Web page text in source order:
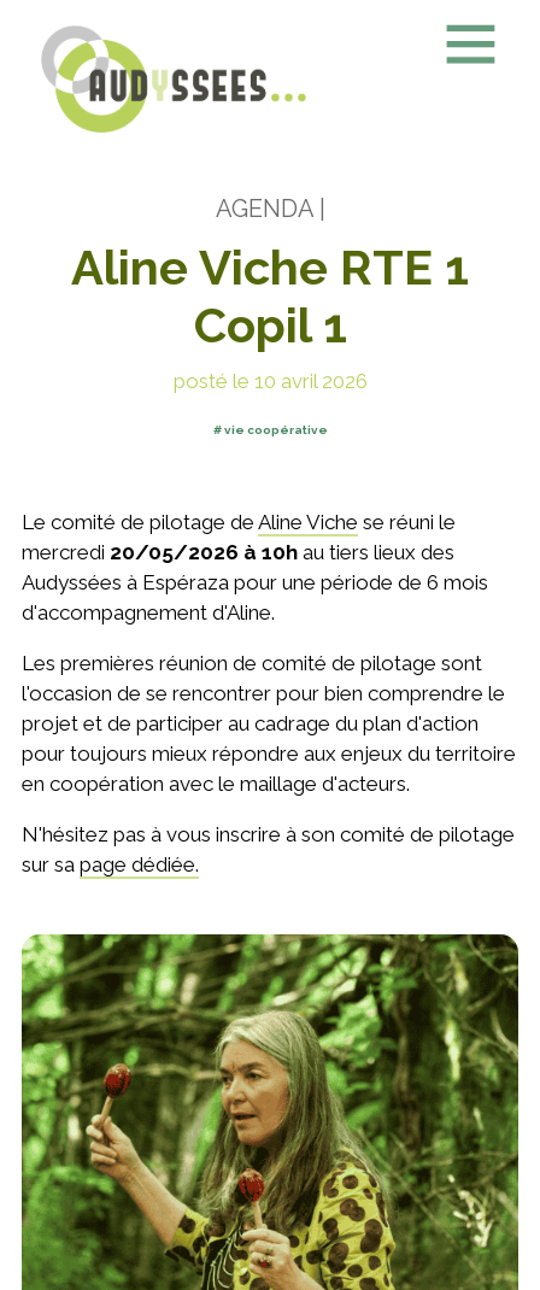
AGENDA|
Aline Viche RTE 1
Copil 1
posté le 10 avril 2026
vie coopérative
Le comité de pilotage de Aline Viche se réuni le
mercredi 20/05/2026 à 10h au tiers lieux des
Audyssées à Espéraza pour une période de 6 mois
d'accompagnement d'Aline.
Les premières réunion de comité de pilotage sont
l'occasion de se rencontrer pour bien comprendre le
projet et de participer au cadrage du plan d'action
pour toujours mieux répondre aux enjeux du territoire
en coopération avec le maillage d'acteurs.
N'hésitez pas à vous inscrire à son comité de pilotage
sur sa page dédiée.